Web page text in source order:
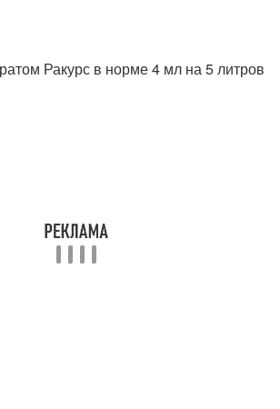
Ракурс в норме 4 мл на 5 литров